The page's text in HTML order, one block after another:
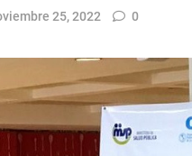
25, 2022 0